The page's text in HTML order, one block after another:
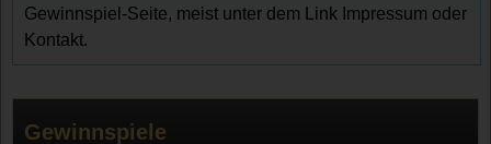
Gewinnspiel-Seite, meist unter dem Link Impressum oder
Kontakt.
Gewinnspiele